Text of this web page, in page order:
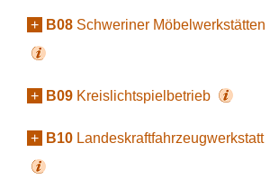
+ B08 Schweriner Möbelwerkstätten
+ B09 Kreislichtspielbetrieb
+ B10 Landeskraftfahrzeugwerkstatt